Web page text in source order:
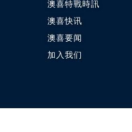
澳喜特戰時訊
澳喜快讯
澳喜要闻
加入我们